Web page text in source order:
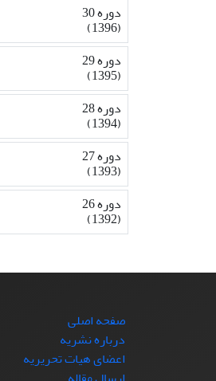
دوره 30
(1396)
دوره 29
(1395)
دوره 28
(1394)
دوره 27
(1393)
دوره 26
(1392)
صفحه اصلی
درباره نشریه
اعضای هیات تحریریه